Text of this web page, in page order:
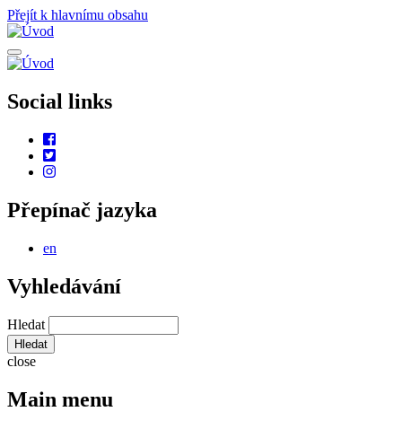
Přejít k hlavnímu obsahu
Social links
Přepínač jazyka
en
Vyhledávání
Hledat
close
Main menu